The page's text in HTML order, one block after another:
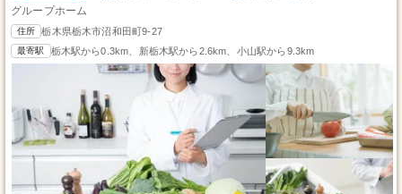
グループホーム
住所 栃木県栃木市沼和田町9-27
最寄駅 栃木駅から0.3km、新栃木駅から2.6km、小山駅から9.3km